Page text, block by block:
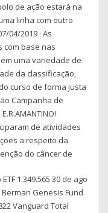
de ação estará na
linha com outro
04/2019 · As
com base nas
uma variedade de
da classificação,
curso de forma justa
Campanha de
de atividades
a respeito da
do câncer de
1.349.565 30 de ago
Berman Genesis Fund
Vanguard Total